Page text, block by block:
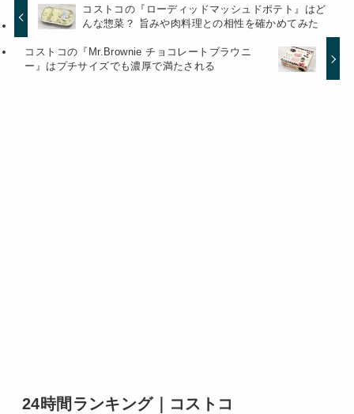
コストコの『ローディッドマッシュドポテト』はど
んな惣菜？ 旨みや肉料理との相性を確かめてみた
コストコの『Mr.Brownie チョコレートブラウニ
ー』はプチサイズでも濃厚で満たされる
24時間ランキング｜コストコ